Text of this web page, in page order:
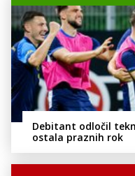
Debitant odločil
ostala praznih rok